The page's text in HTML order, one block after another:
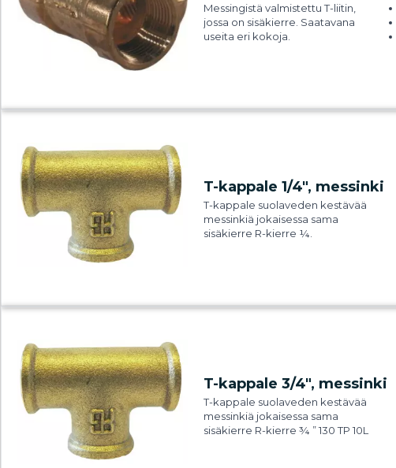
Messingistä valmistettu T-liitin,
jossa on sisäkierre. Saatavana
useita eri kokoja.
T-kappale 1/4", messinki
T-kappale suolaveden kestävää
messinkiä jokaisessa sama
sisäkierre R-kierre ¼.
T-kappale 3/4", messinki
T-kappale suolaveden kestävää
messinkiä jokaisessa sama
sisäkierre R-kierre ¾ ” 130 TP 10L